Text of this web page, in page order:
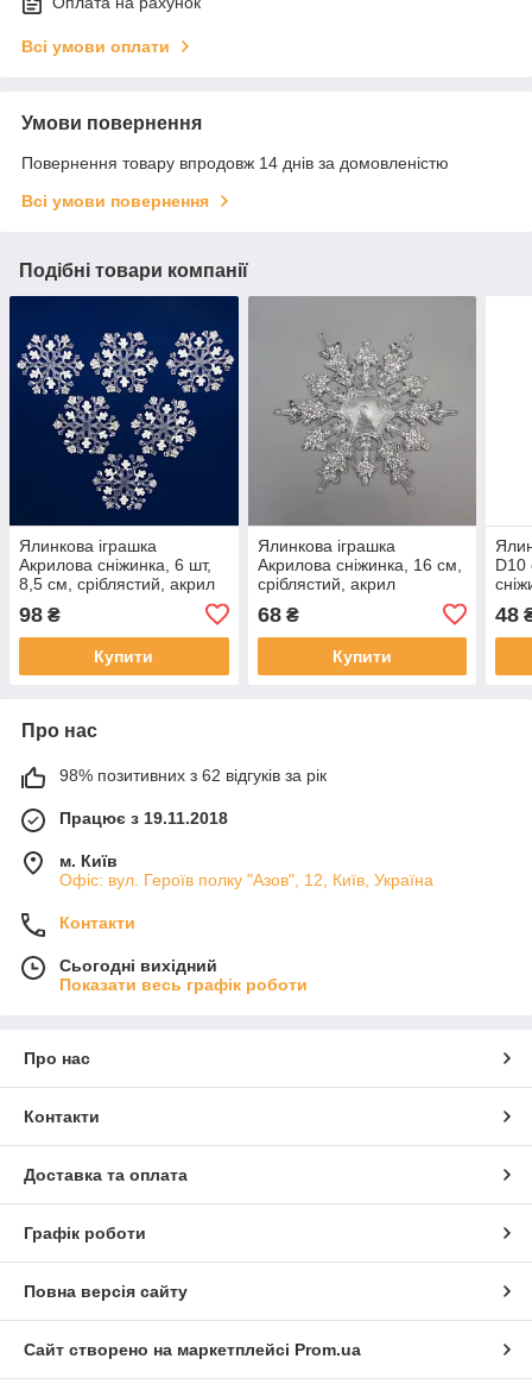
Всі умови оплати
Умови повернення
Повернення товару впродовж 14 днів за домовленістю
Всі умови повернення
Подібні товари компанії
Ялинкова іграшка
Акрилова сніжинка, 6 шт,
8,5 см, сріблястий, акрил
98 ₴
Купити
Ялинкова іграшка
Акрилова сніжинка, 16 см,
сріблястий, акрил
68₴
Купити
D10
48
Про нас
98% позитивних з 62 відгуків за рік
Працює з 19.11.2018
м. Київ
Офіс: вул. Героїв полку "Азов", 12, Київ, Україна
Контакти
Сьогодні вихідний
Показати весь графік роботи
Про нас
Контакти
Доставка та оплата
Графік роботи
Повна версія сайту
Сайт створено на маркетплейсі Prom.ua